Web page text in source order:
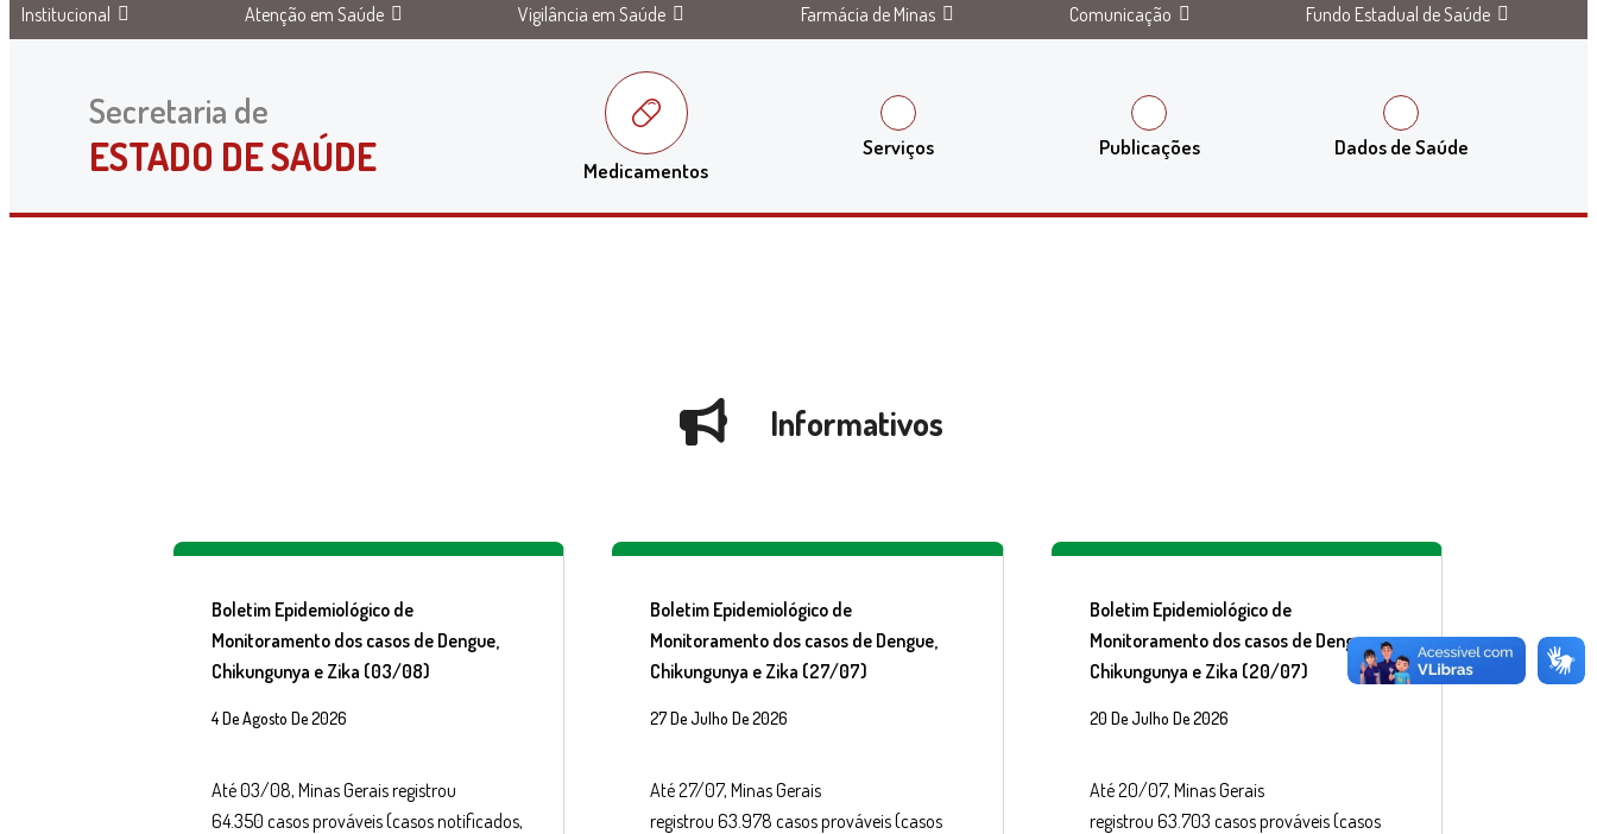
Institucional Atenção em Saúde Vigilância em Saúde Farmácia de Minas Comunicação Fundo Estadual de Saúde
Secretaria de
ESTADO DE SAÚDE Medicamentos
Serviços Publicações Dados de Saúde
Informativos
Boletim Epidemiológico de
Monitoramento dos casos de Dengue,
Chikungunya e Zika (03/08)
4 De Agosto De 2026
Até 03/08, Minas Gerais registrou
64.350 casos prováveis (casos notificados,
Boletim Epidemiológico de
Monitoramento dos casos de Dengue,
Chikungunya e Zika (27/07)
27 De Julho De 2026
Até 27/07, Minas Gerais
registrou 63.978 casos prováveis (casos
Boletim Epidemiológico de
Monitoramento dos casos de Dengue,
Chikungunya e Zika (20/07)
20 De Julho De 2026
Até 20/07, Minas Gerais
registrou 63.703 casos prováveis (casos